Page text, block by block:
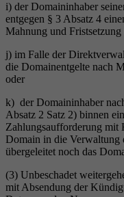
i) der Domaininhaber
entgegen § 3 Absatz 4
Mahnung und
j) im Falle der
die Domainentgelte nach
oder
k) der Domaininhaber
Absatz 2 Satz 2) binnen
Zahlungsaufforderung mit
Domain in die
übergeleitet noch das
(3) Unbeschadet
mit Absendung der